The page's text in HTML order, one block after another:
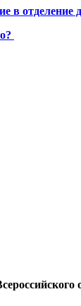
в отделение